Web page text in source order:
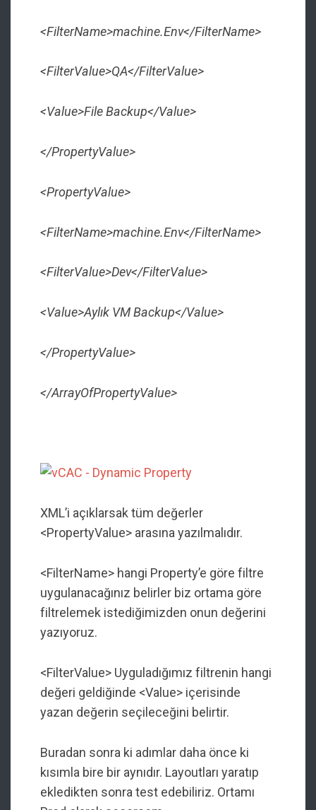
<FilterName>machine.Env</FilterName>
<FilterValue>QA</FilterValue>
<Value>File Backup</Value>
</PropertyValue>
<PropertyValue>
<FilterName>machine.Env</FilterName>
<FilterValue>Dev</FilterValue>
<Value>Aylık VM Backup</Value>
</PropertyValue>
</ArrayOfPropertyValue>
XML’i açıklarsak tüm değerler
<PropertyValue> arasına yazılmalıdır.
<FilterName> hangi Property’e göre filtre
uygulanacağınız belirler biz ortama göre
filtrelemek istediğimizden onun değerini
yazıyoruz.
<FilterValue> Uyguladığımız filtrenin hangi
değeri geldiğinde <Value> içerisinde
yazan değerin seçileceğini belirtir.
Buradan sonra ki adımlar daha önce ki
kısımla bire bir aynıdır. Layoutları yaratıp
ekledikten sonra test edebiliriz. Ortamı